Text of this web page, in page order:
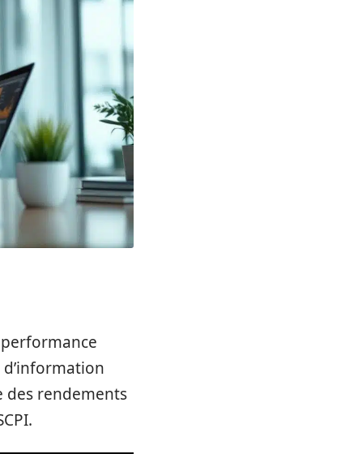
performance
des rendements